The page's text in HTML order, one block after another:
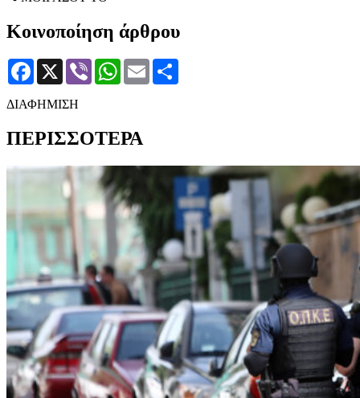
Κοινοποίηση άρθρου
Facebook
X Viber WhatsApp
Email
ΔΙΑΦΗΜΙΣΗ
ΠΕΡΙΣΣΟΤΕΡΑ